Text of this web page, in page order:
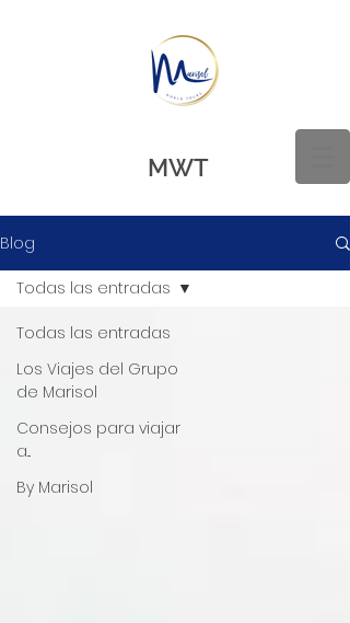
Blog
Todas las entradas
Los Viajes del Grupo
de Marisol
Consejos para viajar
a...
By Marisol
Todas las entradas